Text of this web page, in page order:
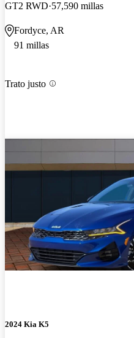
GT2 RWD 57,590 millas
Fordyce, AR
91 millas
Trato justo
2024 Kia K5